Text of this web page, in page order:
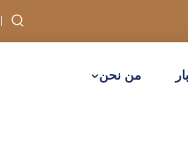
من نحن